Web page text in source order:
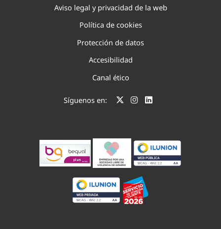
Aviso legal y privacidad de la web
Política de cookies
Protección de datos
Accesibilidad
Canal ético
Síguenos en: